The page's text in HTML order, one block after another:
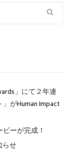
」にて２年連
がHuman Impact
ーが完成！
らせ